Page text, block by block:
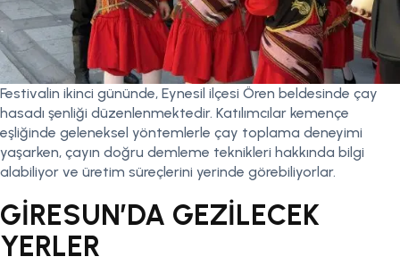
Festivalin ikinci gününde, Eynesil ilçesi Ören beldesinde çay
hasadı şenliği düzenlenmektedir. Katılımcılar kemençe
eşliğinde geleneksel yöntemlerle çay toplama deneyimi
yaşarken, çayın doğru demleme teknikleri hakkında bilgi
alabiliyor ve üretim süreçlerini yerinde görebiliyorlar.
GİRESUN’DA GEZİLECEK
YERLER